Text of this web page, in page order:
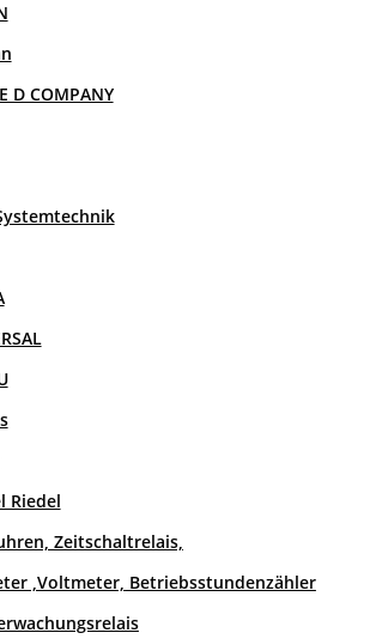
D COMPANY
Riedel
Zeitschaltrelais,
,Voltmeter, Betriebsstundenzähler